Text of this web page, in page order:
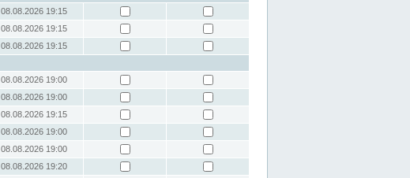
08.08.2026 19:15
08.08.2026 19:15
08.08.2026 19:15
08.08.2026 19:00
08.08.2026 19:00
08.08.2026 19:15
08.08.2026 19:00
08.08.2026 19:00
08.08.2026 19:20